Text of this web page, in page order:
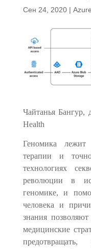
Сен 24, 2020| Azure
Чайтанья Бангур,
Health
Геномика
терапии и
технологиях
революции в
геномике, и
человека и
знания
медицинские